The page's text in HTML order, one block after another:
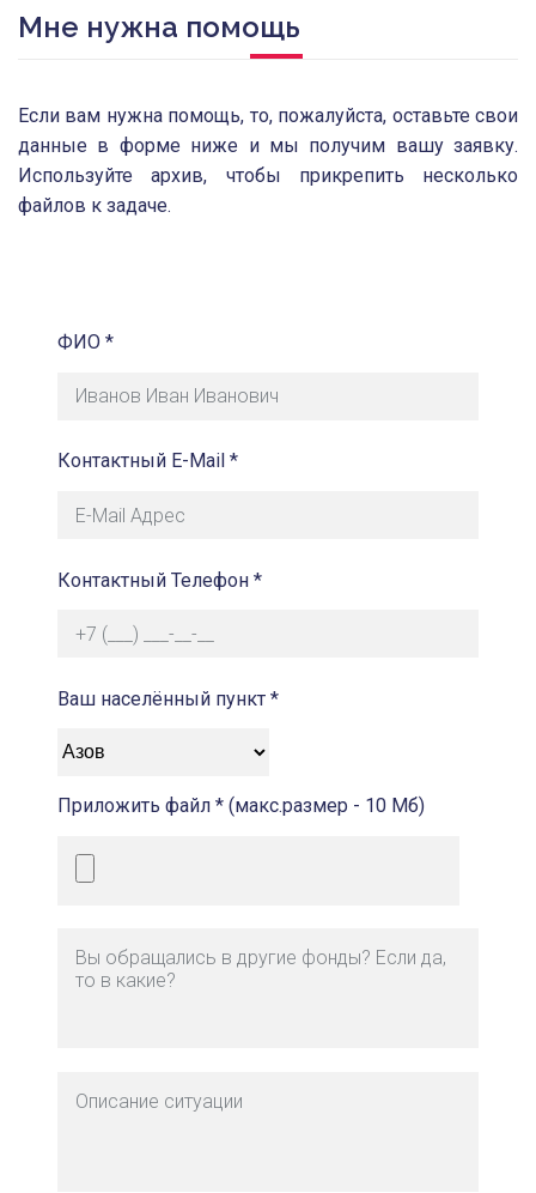
Мне нужна помощь
Если вам нужна помощь, то, пожалуйста, оставьте свои
данные в форме ниже и мы получим вашу заявку.
Используйте архив, чтобы прикрепить несколько
файлов к задаче.
ФИО *
Контактный E-Mail *
Контактный Телефон *
Ваш населённый пункт *
Приложить файл * (макс.размер - 10 Мб)